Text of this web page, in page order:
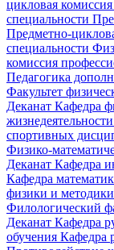
цикловая
специальности
Предметно-
специальности
комиссия
Педагогика
Факультет
Деканат Кафедра
жизнедеятельности
спортивных
Физико-
Деканат Кафедра
Кафедра
физики и
Филологический
Деканат Кафедра
обучения Кафедра